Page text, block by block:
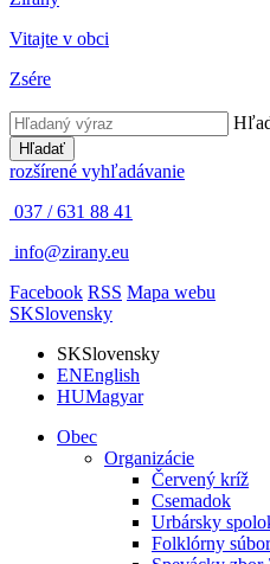
Vitajte v obci
Zsére
Hľadať
rozšírené vyhľadávanie
037 / 631 88 41
info@zirany.eu
Facebook RSS Mapa webu
SKSlovensky
SKSlovensky
ENEnglish
HUMagyar
Obec
Organizácie
Červený kríž
Csemadok
Urbársky
Folklórny